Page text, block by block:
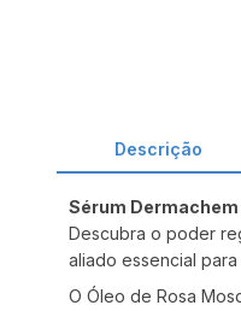
Descrição
Sérum
Descubra o poder
aliado essencial
O Óleo de Rosa